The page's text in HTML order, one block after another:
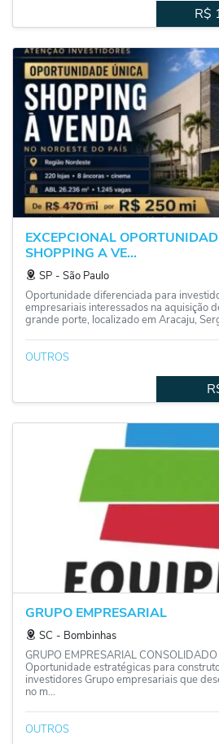
R$
EXCEPCIONAL
SHOPPING A VE...
SP ‐ São Paulo
Oportunidade diferenciada para
empresariais interessados na aquisição
grande porte, localizado em Aracaju,
OUTROS
GRUPO EMPRESARIAL
SC ‐ Bombinhas
GRUPO EMPRESARIAL
Oportunidade estratégicas para
investidores Grupo empresariais que
no m...
OUTROS